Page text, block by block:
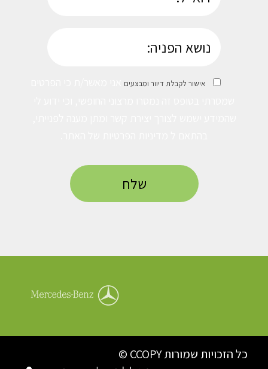
אישור לקבלת דיוור ומבצעים
כל הזכויות שמורות CCOPY ©